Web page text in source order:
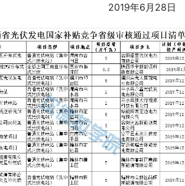
2019年6月28日